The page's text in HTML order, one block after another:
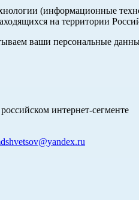
(информационные
на территории
ваши персональные
интернет-сегменте